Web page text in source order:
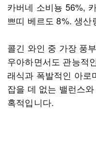
카버네 소비뇽 56%,
쁘띠 베르도 8%. 생산
콜긴 와인 중 가장 풍
우아하면서도 관능적
래식과 폭발적인 아로
잡을 데 없는 밸런스
혹적입니다.